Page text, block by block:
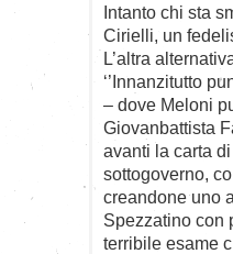
Intanto chi sta
Cirielli, un
L’altra
‘’Innanzitutto
– dove Meloni
Giovanbattista
avanti la carta
sottogoverno,
creandone uno
Spezzatino con
terribile esame